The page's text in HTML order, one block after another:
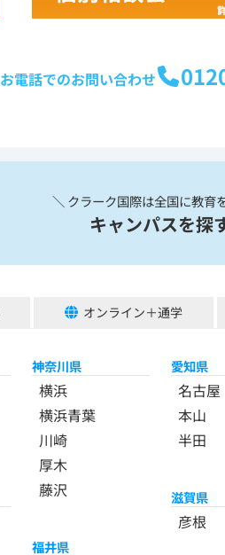
お電話でのお問い合わせ
＼ クラーク国際は全国に教育
キャンパスを探
オンライン＋通学
神奈川県
横浜
横浜青葉
川崎
厚木
藤沢
福井県
愛知県
名古屋
本山
半田
滋賀県
彦根